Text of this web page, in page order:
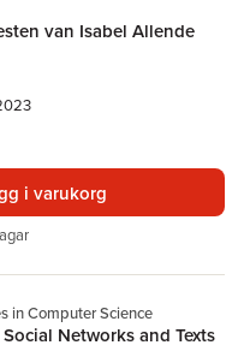
van Isabel Allende
i varukorg
in Computer Science
Networks and Texts